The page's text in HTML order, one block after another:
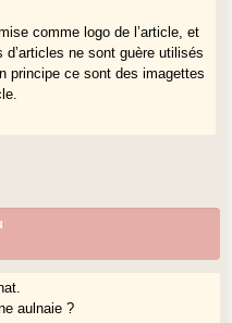
comme logo de l’article, et
d’articles ne sont guère utilisés
principe ce sont des imagettes
aulnaie ?